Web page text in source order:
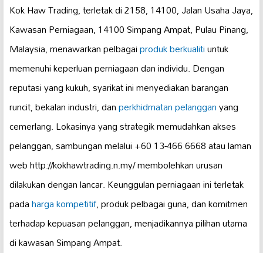
Kok Haw Trading, terletak di 2158, 14100, Jalan Usaha Jaya,
Kawasan Perniagaan, 14100 Simpang Ampat, Pulau Pinang,
Malaysia, menawarkan pelbagaiproduk berkualitiuntuk
memenuhi keperluan perniagaan dan individu. Dengan
reputasi yang kukuh, syarikat ini menyediakan barangan
runcit, bekalan industri, danperkhidmatan pelangganyang
cemerlang. Lokasinya yang strategik memudahkan akses
pelanggan, sambungan melalui +60 13-466 6668 atau laman
web http://kokhawtrading.n.my/ membolehkan urusan
dilakukan dengan lancar. Keunggulan perniagaan ini terletak
padaharga kompetitif, produk pelbagai guna, dan komitmen
terhadap kepuasan pelanggan, menjadikannya pilihan utama
di kawasan Simpang Ampat.